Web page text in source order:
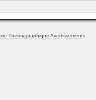
Thermographique Avertissements